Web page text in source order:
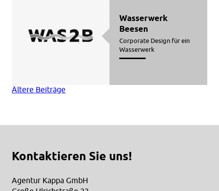
Wasserwerk
Beesen
Corporate Design für ein
Wasserwerk
Beitragsnavigation
Ältere Beiträge
Kontaktieren Sie uns!
Agentur Kappa GmbH